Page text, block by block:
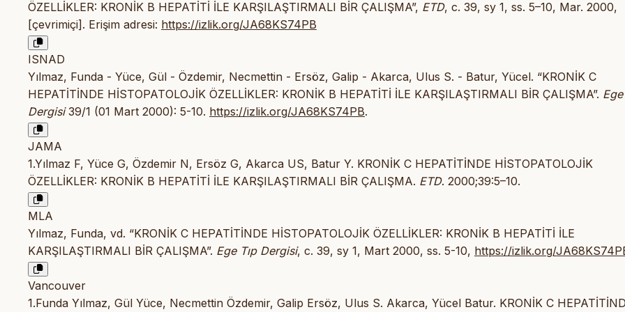
ÖZELLİKLER: KRONİK B HEPATİTİ İLE KARŞILAŞTIRMALI BİR ÇALIŞMA”, ETD, c. 39, sy 1, ss. 5–10, Mar. 2000,
[çevrimiçi]. Erişim adresi: https://izlik.org/JA68KS74PB
ISNAD
Yılmaz, Funda - Yüce, Gül - Özdemir, Necmettin - Ersöz, Galip - Akarca, Ulus S. - Batur, Yücel. “KRONİK C
HEPATİTİNDE HİSTOPATOLOJİK ÖZELLİKLER: KRONİK B HEPATİTİ İLE KARŞILAŞTIRMALI BİR ÇALIŞMA”. Ege
Dergisi39/1 (01 Mart 2000): 5-10. https://izlik.org/JA68KS74PB.
JAMA
1.Yılmaz F, Yüce G, Özdemir N, Ersöz G, Akarca US, Batur Y. KRONİK C HEPATİTİNDE HİSTOPATOLOJİK
ÖZELLİKLER: KRONİK B HEPATİTİ İLE KARŞILAŞTIRMALI BİR ÇALIŞMA. ETD. 2000;39:5–10.
MLA
Yılmaz, Funda, vd. “KRONİK C HEPATİTİNDE HİSTOPATOLOJİK ÖZELLİKLER: KRONİK B HEPATİTİ İLE
KARŞILAŞTIRMALI BİR ÇALIŞMA”. Ege Tıp Dergisi, c. 39, sy 1, Mart 2000, ss. 5-10, https://izlik.org/
Vancouver
1.Funda Yılmaz, Gül Yüce, Necmettin Özdemir, Galip Ersöz, Ulus S. Akarca, Yücel Batur. KRONİK C